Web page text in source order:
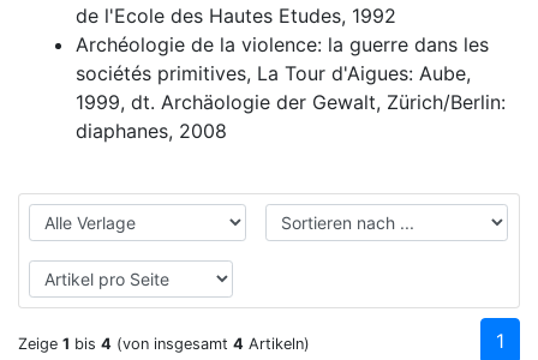
de l'Ecole des Hautes Etudes, 1992
Archéologie de la violence: la guerre dans les
sociétés primitives, La Tour d'Aigues: Aube,
1999, dt. Archäologie der Gewalt, Zürich/Berlin:
diaphanes, 2008
Zeige 1 bis 4 (von insgesamt 4 Artikeln) 1